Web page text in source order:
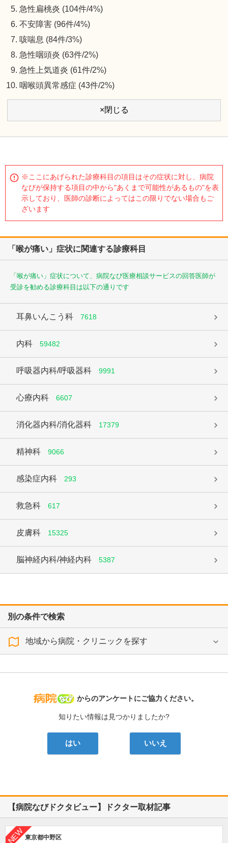
急性扁桃炎 (104件/4%)
不安障害 (96件/4%)
咳喘息 (84件/3%)
急性咽頭炎 (63件/2%)
急性上気道炎 (61件/2%)
咽喉頭異常感症 (43件/2%)
×閉じる
※ここにあげられた診療科目の項目はその症状に対し、病院
なびが保持する項目の中から"あくまで可能性があるもの"を表
示しており、医師の診断によってはこの限りでない場合もご
ざいます
「喉が痛い」症状に関連する診療科目
「喉が痛い」症状について、病院なび医療相談サービスの回答医師が
受診を勧める診療科目は以下の通りです
耳鼻いんこう科 7618
内科 59482
呼吸器内科/呼吸器科 9991
心療内科 6607
消化器内科/消化器科 17379
精神科 9066
感染症内科 293
救急科 617
皮膚科 15325
脳神経内科/神経内科 5387
別の条件で検索
地域から病院・クリニックを探す
病院なび
からのアンケートにご協力ください。
知りたい情報は見つかりましたか?
はい いいえ
【病院なびドクタビュー】ドクター取材記事
東京都中野区